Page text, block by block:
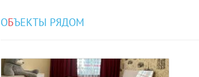
ОБЪЕКТЫ РЯДОМ